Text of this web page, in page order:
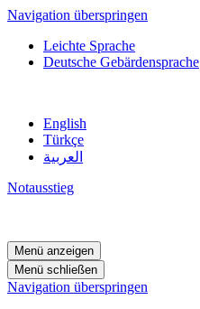
Navigation überspringen
Leichte Sprache
Deutsche Gebärdensprache
English
Türkçe
العربية
Notausstieg
Menü anzeigen
Menü schließen
Navigation überspringen